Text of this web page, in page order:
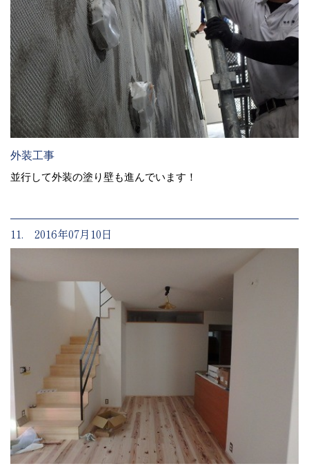
外装工事
並行して外装の塗り壁も進んでいます！
11. 2016年07月10日